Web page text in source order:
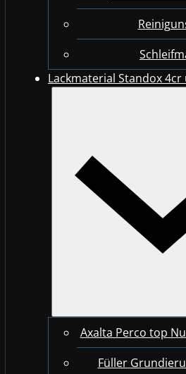
Lackmaterial Standox 4cr
Axalta Perco top
Füller